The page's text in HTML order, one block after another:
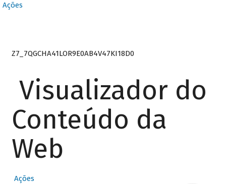
Ações
Z7_7QGCHA41LOR9E0AB4V47KI18D0
Visualizador do
Conteúdo da
Web
Ações